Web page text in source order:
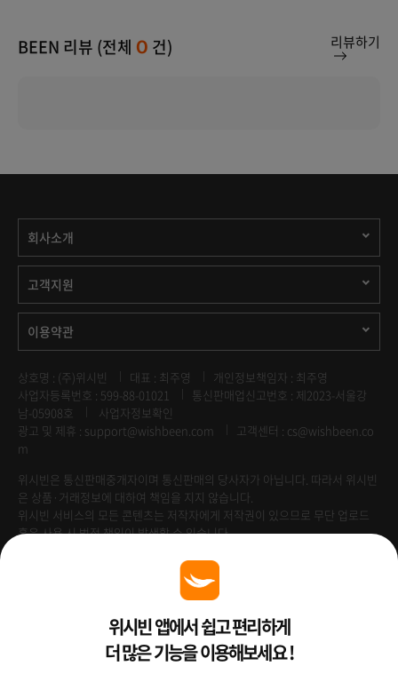
BEEN 리뷰 (전체 0 건) 리뷰하기
회사소개
고객지원
이용약관
상호명 : (주)위시빈 대표 : 최주영
개인정보책임자 : 최주영
사업자등록번호 : 599-88-01021
통신판매업신고번호 : 제2023-서울강
남-05908호
사업자정보확인
광고 및 제휴 : support@wishbeen.com
고객센터 : cs@wishbeen.co
m
위시빈은 통신판매중개자이며 통신판매의 당사자가 아닙니다. 따라서 위시빈
은 상품·거래정보에 대하여 책임을 지지 않습니다.
위시빈 서비스의 모든 콘텐츠는 저작자에게 저작권이 있으므로 무단 업로드
혹은 사용 시 법적 책임이 발생할 수 있습니다.
Venture Enterprise위시빈 앱에서 쉽고 편리하게
더 많은 기능을 이용해보세요 !